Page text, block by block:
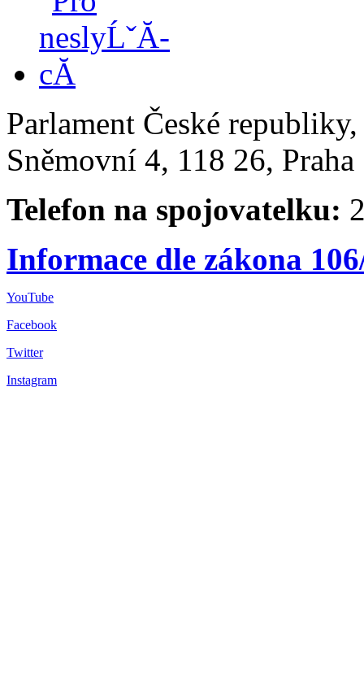
Parlament České
Sněmovní 4, 118 26,
Telefon na spojovatelku:
Informace dle zákona
YouTube
Facebook
Twitter
Instagram